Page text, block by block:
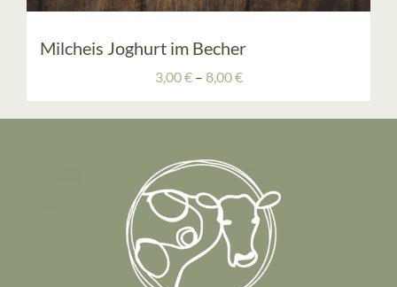
Milcheis Joghurt im Becher
3,00€ – 8,00€Preisspanne:
3,00 €
bis